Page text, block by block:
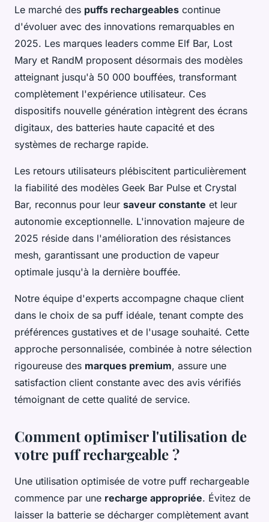
Le marché des puffs rechargeables continue
d'évoluer avec des innovations remarquables en
2025. Les marques leaders comme Elf Bar, Lost
Mary et RandM proposent désormais des modèles
atteignant jusqu'à 50 000 bouffées, transformant
complètement l'expérience utilisateur. Ces
dispositifs nouvelle génération intègrent des écrans
digitaux, des batteries haute capacité et des
systèmes de recharge rapide.
Les retours utilisateurs plébiscitent particulièrement
la fiabilité des modèles Geek Bar Pulse et Crystal
Bar, reconnus pour leur saveur constante et leur
autonomie exceptionnelle. L'innovation majeure de
2025 réside dans l'amélioration des résistances
mesh, garantissant une production de vapeur
optimale jusqu'à la dernière bouffée.
Notre équipe d'experts accompagne chaque client
dans le choix de sa puff idéale, tenant compte des
préférences gustatives et de l'usage souhaité. Cette
approche personnalisée, combinée à notre sélection
rigoureuse des marques premium, assure une
satisfaction client constante avec des avis vérifiés
témoignant de cette qualité de service.
Comment optimiser l'utilisation de
votre puff rechargeable ?
Une utilisation optimisée de votre puff rechargeable
commence par une recharge appropriée. Évitez de
laisser la batterie se décharger complètement avant